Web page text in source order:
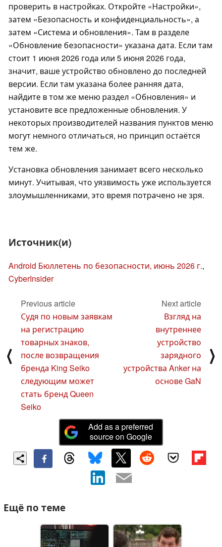
проверить в настройках. Откройте «Настройки»,
затем «Безопасность и конфиденциальность», а
затем «Система и обновления». Там в разделе
«Обновление безопасности» указана дата. Если там
стоит 1 июня 2026 года или 5 июня 2026 года,
значит, ваше устройство обновлено до последней
версии. Если там указана более ранняя дата,
найдите в том же меню раздел «Обновления» и
установите все предложенные обновления. У
некоторых производителей названия пунктов меню
могут немного отличаться, но принцип остаётся
тем же.
Установка обновления занимает всего несколько
минут. Учитывая, что уязвимость уже используется
злоумышленниками, это время потрачено не зря.
Источник(и)
Android Бюллетень по безопасности, июнь 2026 г.,
CyberInsider
⟨
Previous article
Судя по новым заявкам
на регистрацию
товарных знаков,
после возвращения
бренда King Seiko
следующим может
стать бренд Queen
Seiko
Next article
Взгляд на
внутреннее
устройство
зарядного
устройства Anker на
основе GaN
⟩
Add as a preferred
source on Google
Ещё по теме